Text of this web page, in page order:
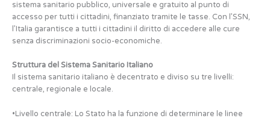
sistema sanitario pubblico, universale e gratuito al punto di
accesso per tutti i cittadini, finanziato tramite le tasse. Con l’SSN,
l’Italia garantisce a tutti i cittadini il diritto di accedere alle cure
senza discriminazioni socio-economiche.
Struttura del Sistema Sanitario Italiano
Il sistema sanitario italiano è decentrato e diviso su tre livelli:
centrale, regionale e locale.
•Livello centrale: Lo Stato ha la funzione di determinare le linee